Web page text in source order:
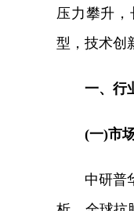
压力攀升
型，技术创
一、行
(一)市
中研普